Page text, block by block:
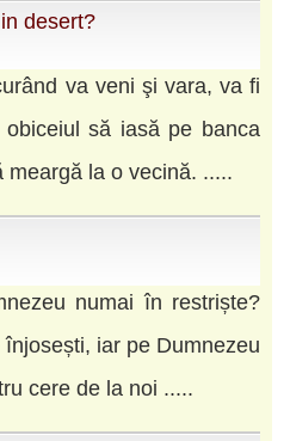
desert?
va veni şi vara, va fi
să iasă pe banca
la o vecină. .....
numai în restriște?
iar pe Dumnezeu
cere de la noi .....